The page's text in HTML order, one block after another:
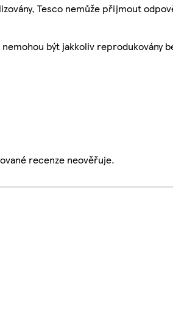
Tesco nemůže přijmout
být jakkoliv reprodukovány
recenze neověřuje.